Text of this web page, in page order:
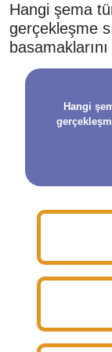
Hangi şema
gerçekleşme
Hangi